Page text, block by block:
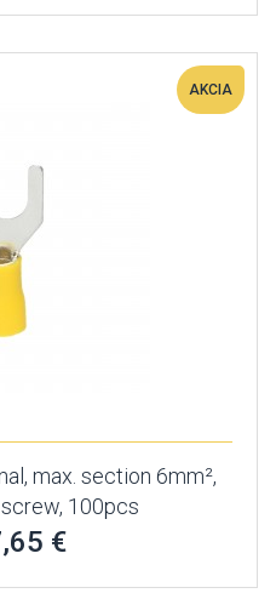
AKCIA
max. section 6mm²,
100pcs
€